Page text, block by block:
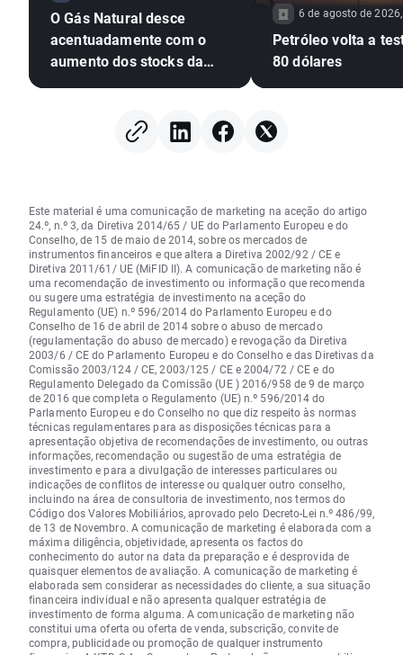
O Gás Natural desce
acentuadamente com o
aumento dos stocks da
6 de agosto de
Petróleo volta a
80 dólares
Este material é uma comunicação de marketing na aceção do artigo
24.º, n.º 3, da Diretiva 2014/65 / UE do Parlamento Europeu e do
Conselho, de 15 de maio de 2014, sobre os mercados de
instrumentos financeiros e que altera a Diretiva 2002/92 / CE e
Diretiva 2011/61/ UE (MiFID II). A comunicação de marketing não é
uma recomendação de investimento ou informação que recomenda
ou sugere uma estratégia de investimento na aceção do
Regulamento (UE) n.º 596/2014 do Parlamento Europeu e do
Conselho de 16 de abril de 2014 sobre o abuso de mercado
(regulamentação do abuso de mercado) e revogação da Diretiva
2003/6 / CE do Parlamento Europeu e do Conselho e das Diretivas da
Comissão 2003/124 / CE, 2003/125 / CE e 2004/72 / CE e do
Regulamento Delegado da Comissão (UE ) 2016/958 de 9 de março
de 2016 que completa o Regulamento (UE) n.º 596/2014 do
Parlamento Europeu e do Conselho no que diz respeito às normas
técnicas regulamentares para as disposições técnicas para a
apresentação objetiva de recomendações de investimento, ou outras
informações, recomendação ou sugestão de uma estratégia de
investimento e para a divulgação de interesses particulares ou
indicações de conflitos de interesse ou qualquer outro conselho,
incluindo na área de consultoria de investimento, nos termos do
Código dos Valores Mobiliários, aprovado pelo Decreto-Lei n.º 486/99,
de 13 de Novembro. A comunicação de marketing é elaborada com a
máxima diligência, objetividade, apresenta os factos do
conhecimento do autor na data da preparação e é desprovida de
quaisquer elementos de avaliação. A comunicação de marketing é
elaborada sem considerar as necessidades do cliente, a sua situação
financeira individual e não apresenta qualquer estratégia de
investimento de forma alguma. A comunicação de marketing não
constitui uma oferta ou oferta de venda, subscrição, convite de
compra, publicidade ou promoção de qualquer instrumento